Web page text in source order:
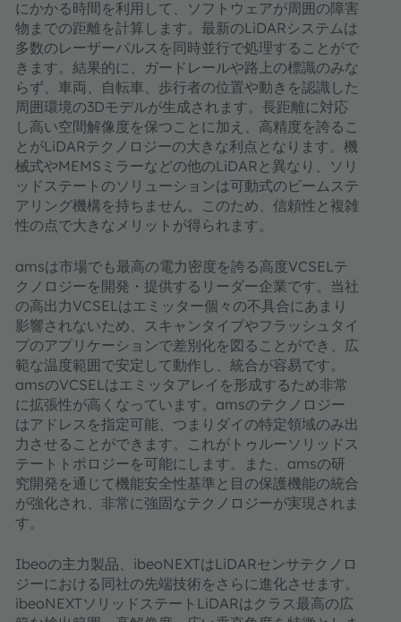
にかかる時間を利用して、ソフトウェアが周囲の障害
物までの距離を計算します。最新のLiDARシステムは
多数のレーザーパルスを同時並行で処理することがで
きます。結果的に、ガードレールや路上の標識のみな
らず、車両、自転車、歩行者の位置や動きを認識した
周囲環境の3Dモデルが生成されます。長距離に対応
し高い空間解像度を保つことに加え、高精度を誇るこ
とがLiDARテクノロジーの大きな利点となります。機
械式やMEMSミラーなどの他のLiDARと異なり、ソリ
ッドステートのソリューションは可動式のビームステ
アリング機構を持ちません。このため、信頼性と複雑
性の点で大きなメリットが得られます。
amsは市場でも最高の電力密度を誇る高度VCSELテ
クノロジーを開発・提供するリーダー企業です。当社
の高出力VCSELはエミッター個々の不具合にあまり
影響されないため、スキャンタイプやフラッシュタイ
プのアプリケーションで差別化を図ることができ、広
範な温度範囲で安定して動作し、統合が容易です。
amsのVCSELはエミッタアレイを形成するため非常
に拡張性が高くなっています。amsのテクノロジー
はアドレスを指定可能、つまりダイの特定領域のみ出
力させることができます。これがトゥルーソリッドス
テートトポロジーを可能にします。また、amsの研
究開発を通じて機能安全性基準と目の保護機能の統合
が強化され、非常に強固なテクノロジーが実現されま
す。
Ibeoの主力製品、ibeoNEXTはLiDARセンサテクノロ
ジーにおける同社の先端技術をさらに進化させます。
ibeoNEXTソリッドステートLiDARはクラス最高の広